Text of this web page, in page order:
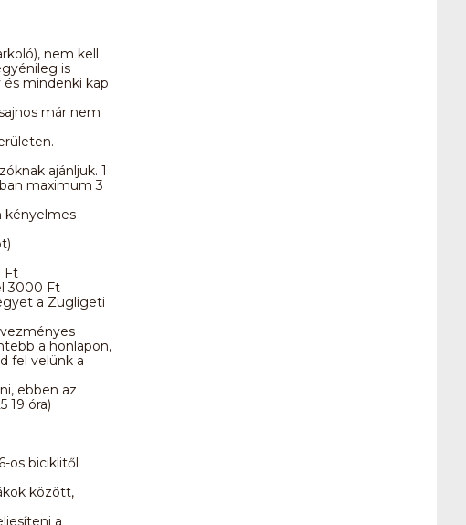
nem kell
is
mindenki kap
már nem
ajánljuk. 1
maximum 3
kényelmes
Ft
3000 Ft
a Zugligeti
a honlapon,
fel velünk a
ebben az
19 óra)
os biciklitől
között,
a